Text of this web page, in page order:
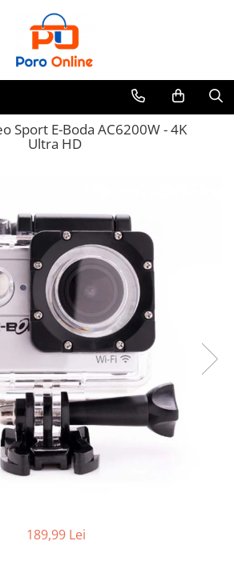
Sport E-Boda AC6200W - 4K
Ultra HD
189,99 Lei